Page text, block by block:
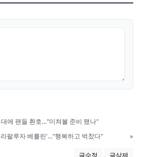
에 팬들 환호…"미쳐볼 준비 됐나"
팔루자 베를린'…"행복하고 벅찼다"
»
글수정 글삭제